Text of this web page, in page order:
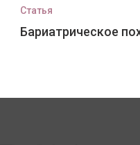
Статья
Бариатрическое